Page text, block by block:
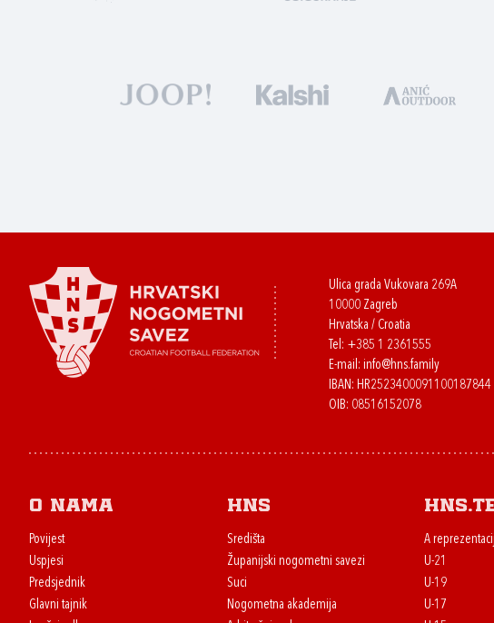
Ulica grada Vukovara 269A
10000 Zagreb
Hrvatska / Croatia
Tel: +385 1 2361555
E-mail: info@hns.family
IBAN: HR2523400091100187844
OIB: 08516152078
O nama
Povijest
Uspjesi
Predsjednik
Glavni tajnik
HNS
Središta
Županijski nogometni savezi
Suci
Nogometna akademija
A
U-21
U-19
U-17